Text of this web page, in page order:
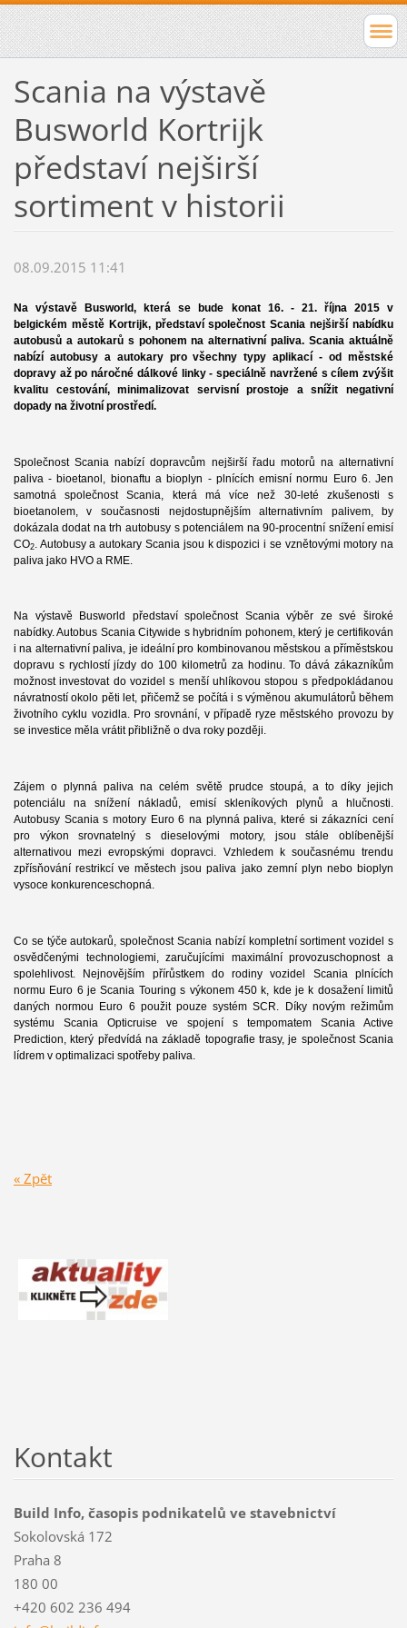
Scania na výstavě
Busworld Kortrijk
představí nejširší
sortiment v historii
08.09.2015 11:41
Na výstavě Busworld, která se bude konat 16. - 21. října 2015 v
belgickém městě Kortrijk, představí společnost Scania nejširší nabídku
autobusů a autokarů s pohonem na alternativní paliva. Scania aktuálně
nabízí autobusy a autokary pro všechny typy aplikací - od městské
dopravy až po náročné dálkové linky - speciálně navržené s cílem zvýšit
kvalitu cestování, minimalizovat servisní prostoje a snížit negativní
dopady na životní prostředí.
Společnost Scania nabízí dopravcům nejširší řadu motorů na alternativní
paliva - bioetanol, bionaftu a bioplyn - plnících emisní normu Euro 6. Jen
samotná společnost Scania, která má více než 30-leté zkušenosti s
bioetanolem, v současnosti nejdostupnějším alternativním palivem, by
dokázala dodat na trh autobusy s potenciálem na 90-procentní snížení emisí
CO2. Autobusy a autokary Scania jsou k dispozici i se vznětovými motory na
paliva jako HVO a RME.
Na výstavě Busworld představí společnost Scania výběr ze své široké
nabídky. Autobus Scania Citywide s hybridním pohonem, který je certifikován
i na alternativní paliva, je ideální pro kombinovanou městskou a příměstskou
dopravu s rychlostí jízdy do 100 kilometrů za hodinu. To dává zákazníkům
možnost investovat do vozidel s menší uhlíkovou stopou s předpokládanou
návratností okolo pěti let, přičemž se počítá i s výměnou akumulátorů během
životního cyklu vozidla. Pro srovnání, v případě ryze městského provozu by
se investice měla vrátit přibližně o dva roky později.
Zájem o plynná paliva na celém světě prudce stoupá, a to díky jejich
potenciálu na snížení nákladů, emisí skleníkových plynů a hlučnosti.
Autobusy Scania s motory Euro 6 na plynná paliva, které si zákazníci cení
pro výkon srovnatelný s dieselovými motory, jsou stále oblíbenější
alternativou mezi evropskými dopravci. Vzhledem k současnému trendu
zpřísňování restrikcí ve městech jsou paliva jako zemní plyn nebo bioplyn
vysoce konkurenceschopná.
Co se týče autokarů, společnost Scania nabízí kompletní sortiment vozidel s
osvědčenými technologiemi, zaručujícími maximální provozuschopnost a
spolehlivost. Nejnovějším přírůstkem do rodiny vozidel Scania plnících
normu Euro 6 je Scania Touring s výkonem 450 k, kde je k dosažení limitů
daných normou Euro 6 použit pouze systém SCR. Díky novým režimům
systému Scania Opticruise ve spojení s tempomatem Scania Active
Prediction, který předvídá na základě topografie trasy, je společnost Scania
lídrem v optimalizaci spotřeby paliva.
« Zpět
Kontakt
Build Info, časopis podnikatelů ve stavebnictví
Sokolovská 172
Praha 8
180 00
+420 602 236 494